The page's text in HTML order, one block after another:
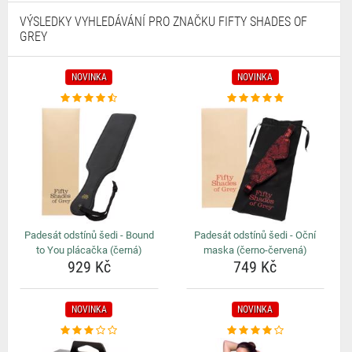
VÝSLEDKY VYHLEDÁVÁNÍ PRO ZNAČKU FIFTY SHADES OF
GREY
NOVINKA
Padesát odstínů šedi - Bound
to You plácačka (černá)
929 Kč
NOVINKA
Padesát odstínů šedi - Oční
maska (černo-červená)
749 Kč
NOVINKA NOVINKA